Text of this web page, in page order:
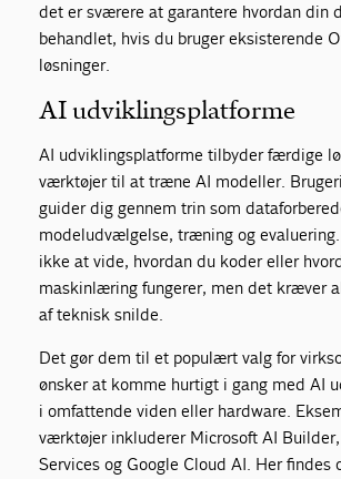
det er sværere at garantere hvordan din
behandlet, hvis du bruger eksisterende
løsninger.
AI udviklingsplatforme
AI udviklingsplatforme tilbyder færdige
værktøjer til at træne AI modeller.
guider dig gennem trin som
modeludvælgelse, træning og
ikke at vide, hvordan du koder eller
maskinlæring fungerer, men det kræver
af teknisk snilde.
Det gør dem til et populært valg for
ønsker at komme hurtigt i gang med AI
i omfattende viden eller hardware.
værktøjer inkluderer Microsoft AI
Services og Google Cloud AI. Her findes